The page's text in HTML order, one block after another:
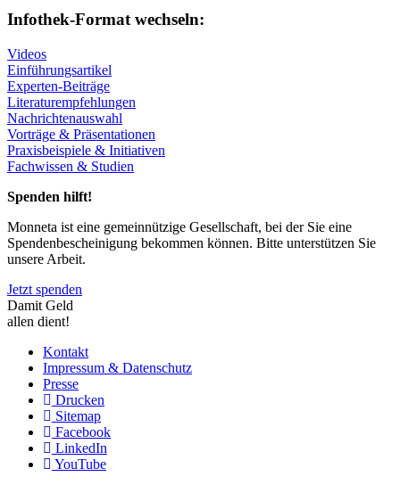
Infothek-Format wechseln:
Videos
Einführungsartikel
Experten-Beiträge
Literaturempfehlungen
Nachrichtenauswahl
Vorträge & Präsentationen
Praxisbeispiele & Initiativen
Fachwissen & Studien
Spenden hilft!
Monneta ist eine gemeinnützige Gesellschaft, bei der Sie eine
Spendenbescheinigung bekommen können. Bitte unterstützen Sie
unsere Arbeit.
Jetzt spenden
Damit Geld
allen dient!
Kontakt
Impressum & Datenschutz
Presse
Drucken
Sitemap
Facebook
LinkedIn
YouTube